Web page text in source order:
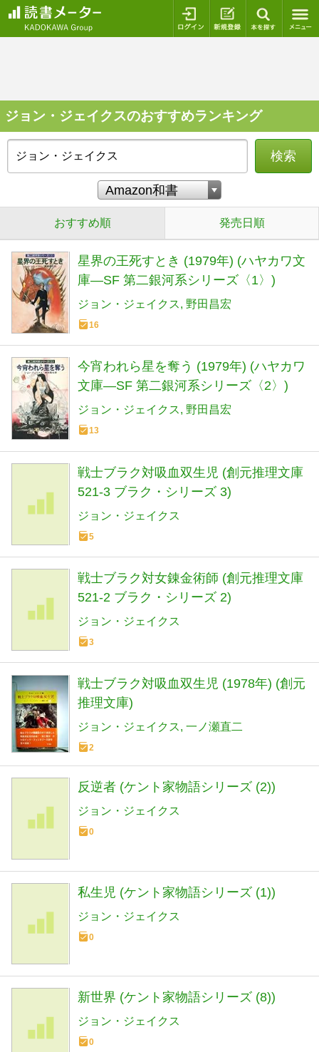
ログイン 新規登録
ジョン・ジェイクスのおすすめランキング
検索
おすすめ順 発売日順
星界の王死すとき (1979年) (ハヤカワ文
庫―SF 第二銀河系シリーズ〈1〉)
ジョン・ジェイクス 野田昌宏
16
今宵われら星を奪う (1979年) (ハヤカワ
文庫―SF 第二銀河系シリーズ〈2〉)
ジョン・ジェイクス 野田昌宏
13
戦士ブラク対吸血双生児 (創元推理文庫
521-3 ブラク・シリーズ 3)
ジョン・ジェイクス
5
戦士ブラク対女錬金術師 (創元推理文庫
521-2 ブラク・シリーズ 2)
ジョン・ジェイクス
3
戦士ブラク対吸血双生児 (1978年) (創元
推理文庫)
ジョン・ジェイクス 一ノ瀬直二
2
反逆者 (ケント家物語シリーズ (2))
ジョン・ジェイクス
0
私生児 (ケント家物語シリーズ (1))
ジョン・ジェイクス
0
新世界 (ケント家物語シリーズ (8))
ジョン・ジェイクス
0